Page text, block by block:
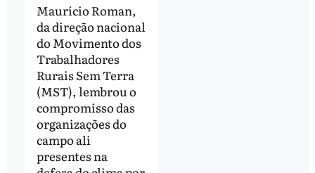
Maurício Roman,
da direção nacional
do Movimento dos
Trabalhadores
Rurais Sem Terra
(MST), lembrou o
compromisso das
organizações do
campo ali
presentes na